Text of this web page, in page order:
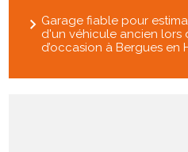
Garage fiable pour
d'un véhicule ancien lors
d’occasion à Bergues en